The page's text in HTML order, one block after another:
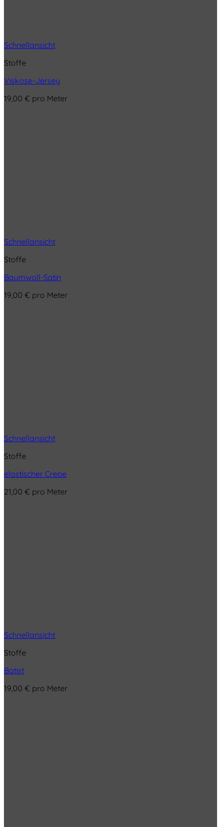
Schnellansicht
Stoffe
Viskose-Jersey
19,00 € pro Meter
Schnellansicht
Stoffe
Baumwoll-Satin
19,00 € pro Meter
Schnellansicht
Stoffe
elastischer Crepe
21,00 € pro Meter
Schnellansicht
Stoffe
Batist
19,00 € pro Meter